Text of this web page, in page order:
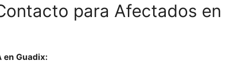
para Afectados en
en Guadix: